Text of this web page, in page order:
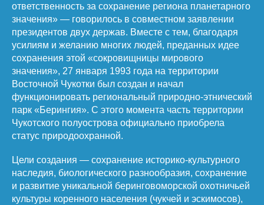
ответственность за сохранение региона планетарного
значения» — говорилось в совместном заявлении
президентов двух держав. Вместе с тем, благодаря
усилиям и желанию многих людей, преданных идее
сохранения этой «сокровищницы мирового
значения», 27 января 1993 года на территории
Восточной Чукотки был создан и начал
функционировать региональный природно-этнический
парк «Берингия». С этого момента часть территории
Чукотского полуострова официально приобрела
статус природоохранной.
Цели создания — сохранение историко-культурного
наследия, биологического разнообразия, сохранение
и развитие уникальной беринговоморской охотничьей
культуры коренного населения (чукчей и эскимосов),